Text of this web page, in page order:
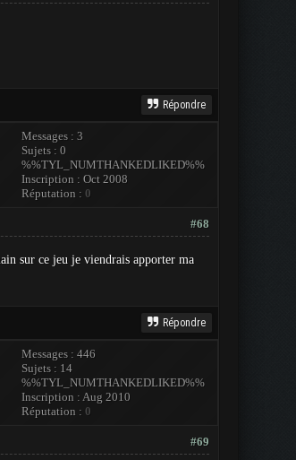
Répondre
Messages : 3
Sujets : 0
%%TYL_NUMTHANKEDLIKED%%
Inscription : Oct 2008
Réputation : 0
#68
sur ce jeu je viendrais apporter ma
Répondre
Messages : 446
Sujets : 14
%%TYL_NUMTHANKEDLIKED%%
Inscription : Aug 2010
Réputation : 0
#69